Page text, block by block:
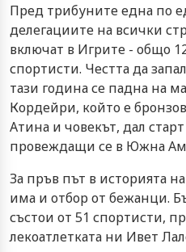
Пред трибуните една по
делегациите на всички
включат в Игрите - общо
спортисти. Честта да
тази година се падна на
Кордейри, който е
Атина и човекът, дал
провеждащи се в Южна
За пръв път в историята
има и отбор от бежанци.
състои от 51 спортисти,
лекоатлетката ни Ивет